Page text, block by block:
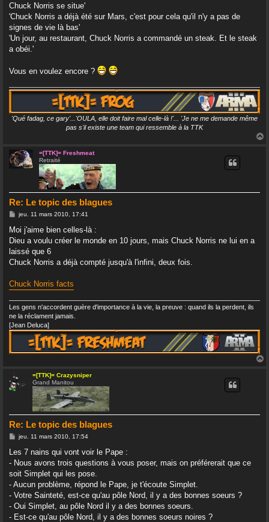
Chuck Norris se situe'
'Chuck Norris a déjà été sur Mars, c'est pour cela qu'il n'y a pas de
signes de vie là bas'
'Un jour, au restaurant, Chuck Norris a commandé un steak. Et le steak
a obéi.'
Vous en voulez encore ?
'Qué fadag, ce gary'...'OULA, elle doit faire mal celle-là !'... 'Je ne me demande même
pas s'il existe une team qui ressemble à la TTK
=[TTK]= Freshmeat
Retraité
Re: Le topic des blagues
M
s
a
g
jeu. 11 mars 2010, 17:41
Moi j'aime bien celles-là :
Dieu a voulu créer le monde en 10 jours, mais Chuck Norris ne lui en a
laissé que 6
Chuck Norris a déjà compté jusqu'à l'infini, deux fois.
Chuck Norris facts
Les gens n'accordent guère d'importance à la vie, la preuve : quand ils la perdent, ils
ne la réclament jamais.
[Jean Deluca]
=[TTK]= Crazysniper
Grand Manitou
Re: Le topic des blagues
M
s
a
g
jeu. 11 mars 2010, 17:54
Les 7 nains qui vont voir le Pape :
- Nous avons trois questions à vous poser, mais on préférerait que ce
soit Simplet qui les pose.
- Aucun problème, répond le Pape, je t'écoute Simplet.
- Votre Sainteté, est-ce qu'au pôle Nord, il y a des bonnes soeurs ?
- Oui Simplet, au pôle Nord il y a des bonnes soeurs.
- Est-ce qu'au pôle Nord, il y a des bonnes soeurs noires ?